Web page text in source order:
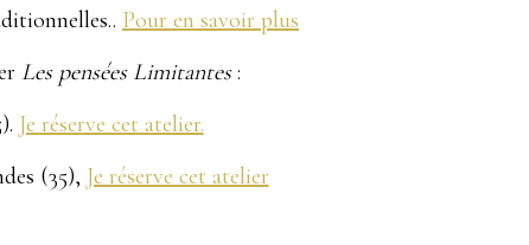
Pour en savoir plus
Les pensées Limitantes:
Je réserve cet atelier.
(35), Je réserve cet atelier